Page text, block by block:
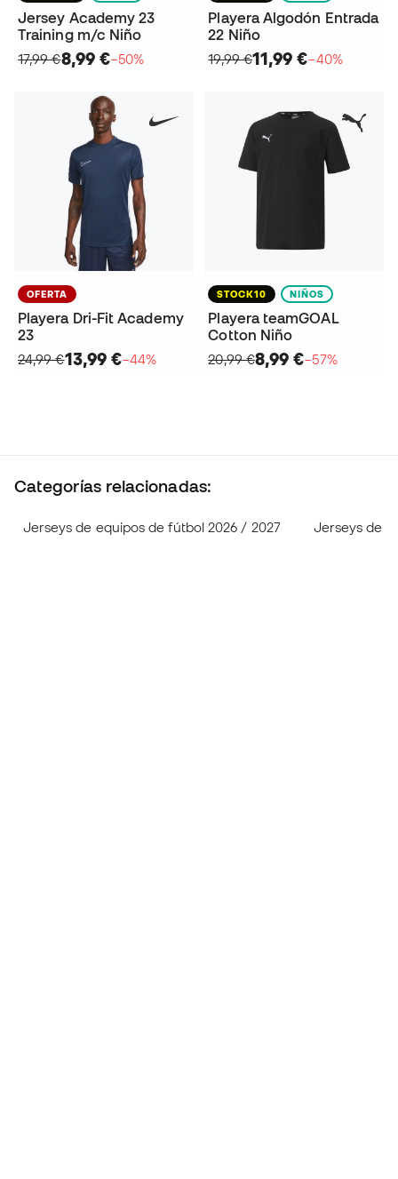
Jersey Academy 23
Training m/c Niño
17,99 €8,99 €−50%
Playera Algodón Entrada
22 Niño
19,99 €11,99 €−40%
OFERTA
Playera Dri-Fit Academy
23
24,99 €13,99 €−44%
STOCK10 NIÑOS
Playera teamGOAL
Cotton Niño
20,99 €8,99 €−57%
Categorías relacionadas:
Jerseys de equipos de fútbol 2026 / 2027 Jerseys de